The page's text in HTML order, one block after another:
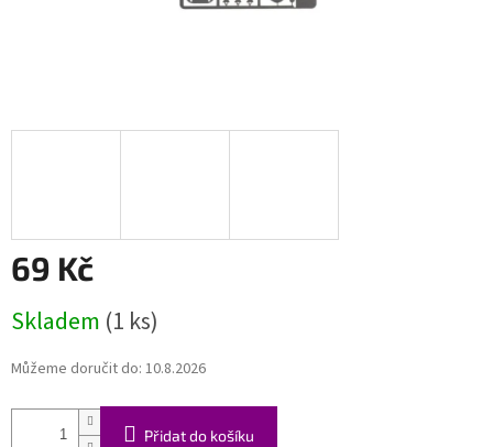
69 Kč
cena:
Skladem (1 ks)
Můžeme doručit do: 10.8.2026
Přidat do košíku